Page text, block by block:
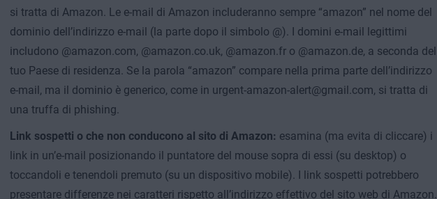
si tratta di Amazon. Le e-mail di Amazon includeranno sempre “amazon” nel nome del
dominio dell’indirizzo e-mail (la parte dopo il simbolo @). I domini e-mail legittimi
includono @amazon.com, @amazon.co.uk, @amazon.fr o @amazon.de, a seconda del
tuo Paese di residenza. Se la parola “amazon” compare nella prima parte dell’indirizzo
e-mail, ma il dominio è generico, come in urgent-amazon-alert@gmail.com, si tratta di
una truffa di phishing.
Link sospetti o che non conducono al sito di Amazon: esamina (ma evita di cliccare) i
link in un’e-mail posizionando il puntatore del mouse sopra di essi (su desktop) o
toccandoli e tenendoli premuto (su un dispositivo mobile). I link sospetti potrebbero
presentare differenze nei caratteri rispetto all’indirizzo effettivo del sito web di Amazon.